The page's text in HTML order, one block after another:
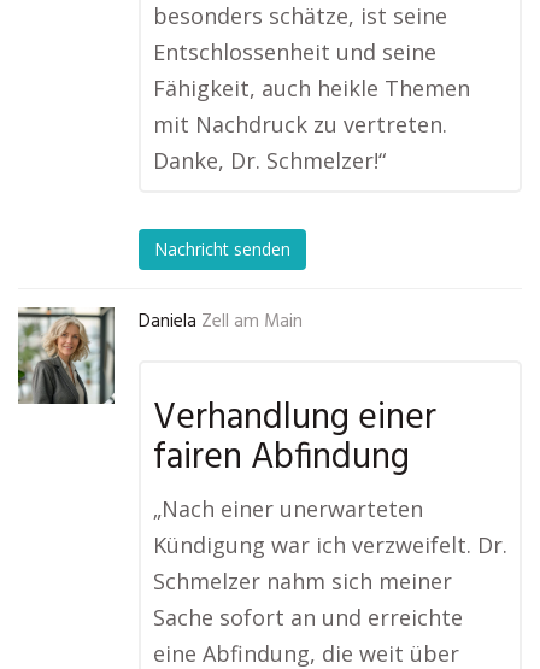
besonders schätze, ist seine
Entschlossenheit und seine
Fähigkeit, auch heikle Themen
mit Nachdruck zu vertreten.
Danke, Dr. Schmelzer!“
Nachricht senden
Daniela Zell am Main
Verhandlung einer
fairen Abfindung
„Nach einer unerwarteten
Kündigung war ich verzweifelt. Dr.
Schmelzer nahm sich meiner
Sache sofort an und erreichte
eine Abfindung, die weit über